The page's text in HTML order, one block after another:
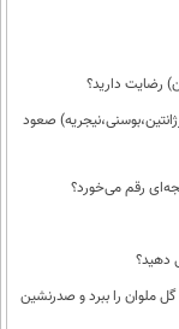
رضایت دارید؟
صعود
رقم می‌خورد؟
گل ملوان را ببرد و صدرنشین